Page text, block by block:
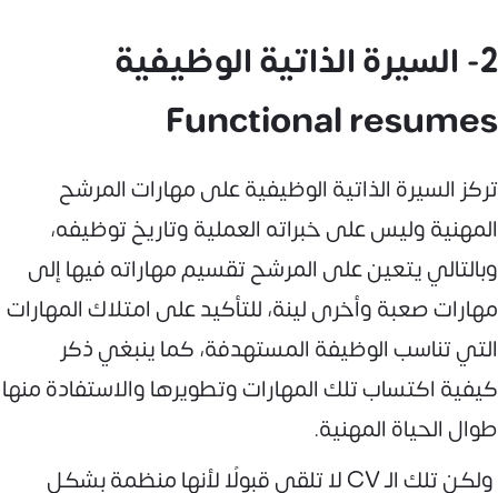
2- السيرة الذاتية الوظيفية
Functional resumes
تركز السيرة الذاتية الوظيفية على مهارات المرشح
المهنية وليس على خبراته العملية وتاريخ توظيفه،
وبالتالي يتعين على المرشح تقسيم مهاراته فيها إلى
مهارات صعبة وأخرى لينة، للتأكيد على امتلاك المهارات
التي تناسب الوظيفة المستهدفة، كما ينبغي ذكر
كيفية اكتساب تلك المهارات وتطويرها والاستفادة منها
طوال الحياة المهنية.
ولكن تلك الـ CV لا تلقى قبولًا لأنها منظمة بشكل